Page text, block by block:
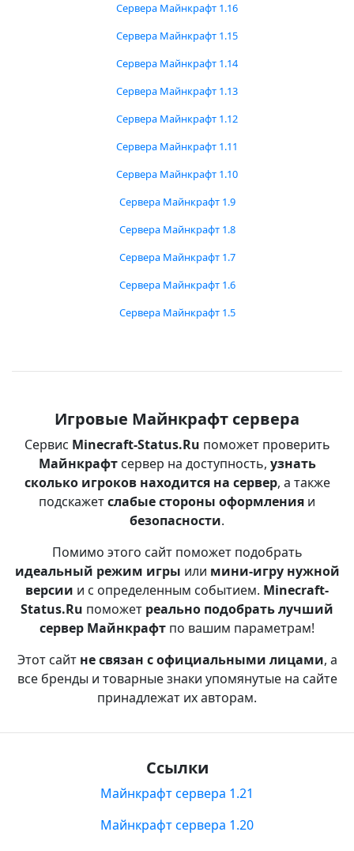
Сервера Майнкрафт 1.16
Сервера Майнкрафт 1.15
Сервера Майнкрафт 1.14
Сервера Майнкрафт 1.13
Сервера Майнкрафт 1.12
Сервера Майнкрафт 1.11
Сервера Майнкрафт 1.10
Сервера Майнкрафт 1.9
Сервера Майнкрафт 1.8
Сервера Майнкрафт 1.7
Сервера Майнкрафт 1.6
Сервера Майнкрафт 1.5
Игровые Майнкрафт сервера
Сервис Minecraft-Status.Ru поможет проверить
Майнкрафтсервер на доступность, узнать
сколько игроков находится на сервер, а также
подскажетслабые стороны оформления и
безопасности.
Помимо этого сайт поможет подобрать
идеальный режим игры или мини-игру нужной
версии и с определенным событием. Minecraft-
Status.Ru поможет реально подобрать лучший
сервер Майнкрафт по вашим параметрам!
Этот сайт не связан с официальными лицами, а
все бренды и товарные знаки упомянутые на сайте
принадлежат их авторам.
Ссылки
Майнкрафт сервера 1.21
Майнкрафт сервера 1.20